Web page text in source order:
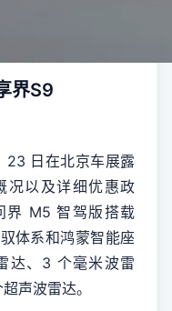
界S9
23 日在北京车展露
况以及详细优惠政
界 M5 智驾版搭载
体系和鸿蒙智能座
达、3 个毫米波雷
声波雷达。